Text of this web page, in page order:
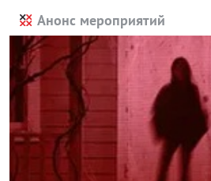
Анонс мероприятий